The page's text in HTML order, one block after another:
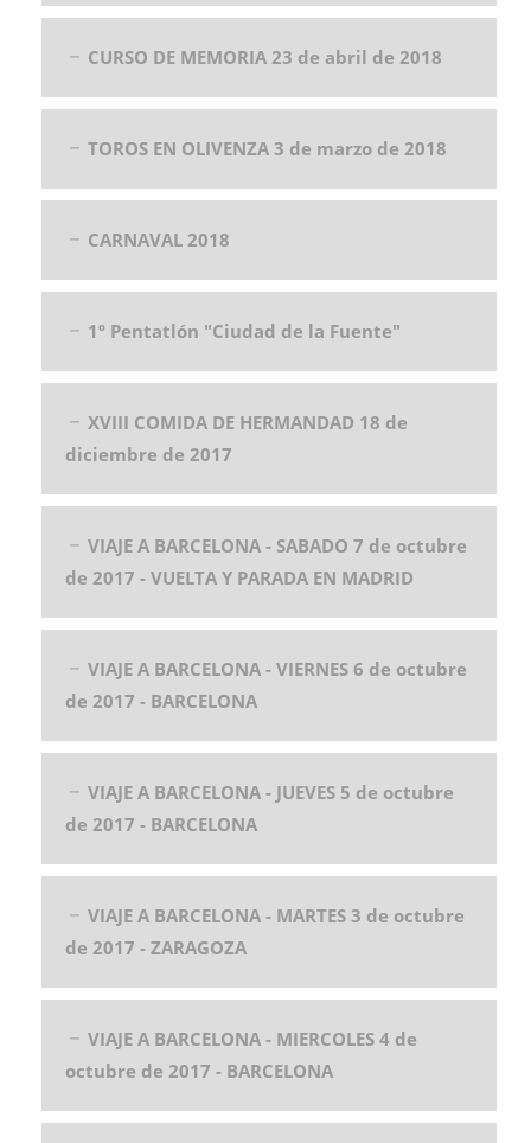
CURSO DE MEMORIA 23 de abril de 2018
TOROS EN OLIVENZA 3 de marzo de 2018
CARNAVAL 2018
1º Pentatlón "Ciudad de la Fuente"
XVIII COMIDA DE HERMANDAD 18 de
diciembre de 2017
VIAJE A BARCELONA - SABADO 7 de octubre
de 2017 - VUELTA Y PARADA EN MADRID
VIAJE A BARCELONA - VIERNES 6 de octubre
de 2017 - BARCELONA
VIAJE A BARCELONA - JUEVES 5 de octubre
de 2017 - BARCELONA
VIAJE A BARCELONA - MARTES 3 de octubre
de 2017 - ZARAGOZA
VIAJE A BARCELONA - MIERCOLES 4 de
octubre de 2017 - BARCELONA